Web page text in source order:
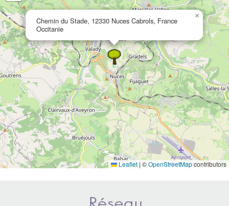
Chemin du Stade, 12330 Nuces Cabrols, France
Occitanie
×
Leaflet | ©OpenStreetMapcontributors